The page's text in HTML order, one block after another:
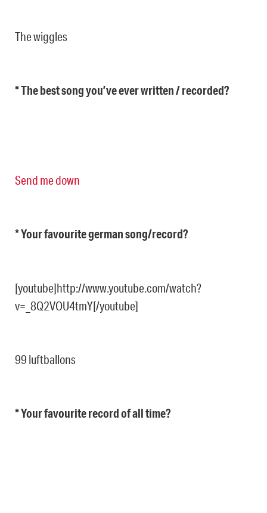
The wiggles
* The best song you’ve ever written / recorded?
Send me down
* Your favourite german song/record?
[youtube]http://www.youtube.com/watch?
v=_8Q2VOU4tmY[/youtube]
99 luftballons
* Your favourite record of all time?